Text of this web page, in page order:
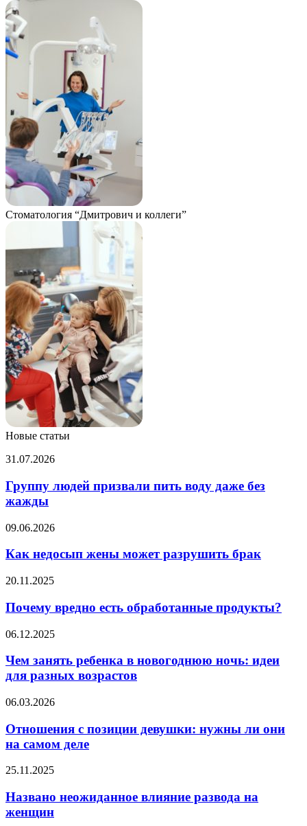
Стоматология “Дмитрович и коллеги”
Новые статьи
Группу
призвали
пить
воду
без
31.07.2026
Группу людей призвали пить воду даже без
жажды
Как
жены
разрушить
09.06.2026
Как недосып жены может разрушить брак
Почему
есть
обработанные
продукты?
20.11.2025
Почему вредно есть обработанные продукты?
Чем
ребенка
новогоднюю
идеи
разных
возрастов
06.12.2025
Чем занять ребенка в новогоднюю ночь: идеи
для разных возрастов
Отношения
позиции
девушки:
нужны
они
самом
деле
06.03.2026
Отношения с позиции девушки: нужны ли они
на самом деле
Названо
влияние
развода
на
25.11.2025
Названо неожиданное влияние развода на
женщин